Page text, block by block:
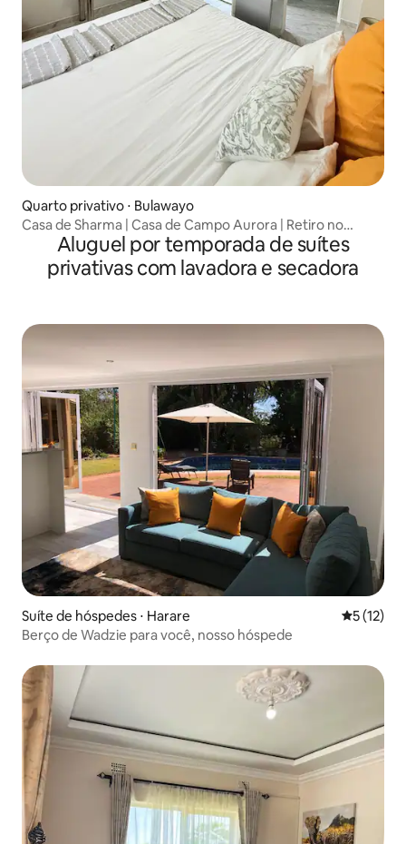
Quarto privativo ⋅ Bulawayo
Casa de Sharma | Casa de Campo Aurora | Retiro no
jardimAluguel por temporada de suítes
privativas com lavadora e secadora
Suíte de hóspedes ⋅ Harare 5 de uma
5 (12)
Berço de Wadzie para você, nosso hóspede